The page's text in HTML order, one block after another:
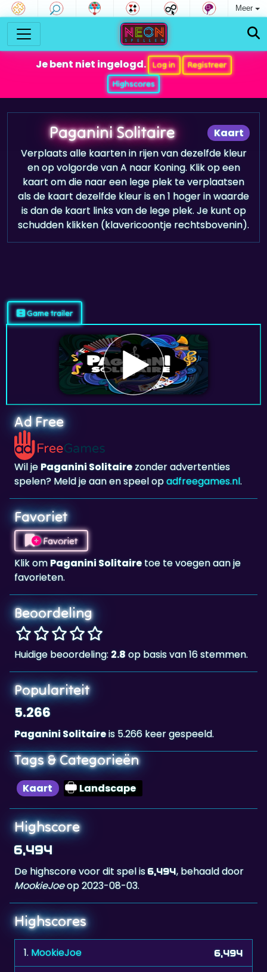
Meer
Je bent niet ingelogd. Log in
Registreer
Highscores
Kaart
Paganini Solitaire
Verplaats alle kaarten in rijen van dezelfde kleur
en op volgorde van A naar Koning. Klik op een
kaart om die naar een lege plek te verplaatsen
als de kaart dezelfde kleur is en 1 hoger in waarde
is dan de kaart links van de lege plek. Je kunt op
schudden klikken (klavericoontje rechtsbovenin).
Game trailer
Ad Free
Wil jePaganini Solitairezonder advertenties
spelen? Meld je aan en speel opadfreegames.nl.
Favoriet
Favoriet
Klik omPaganini Solitairetoe te voegen aan je
favorieten.
Beoordeling
Huidige beoordeling:2.8op basis van 16 stemmen.
Populariteit
5.266
Paganini Solitaireis 5.266 keer gespeeld.
Tags & Categorieën
Kaart Landscape
Highscore
6,494
De highscore voor dit spel is6,494, behaald door
MookieJoeop 2023-08-03.
Highscores
1. MookieJoe 6,494